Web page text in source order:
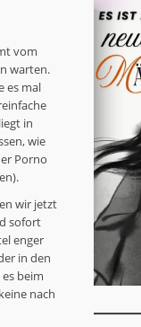
vom
warten.
es mal
in
wie
Porno
wir jetzt
sofort
enger
in den
beim
nach